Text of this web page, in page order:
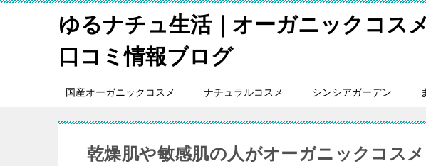
ゆるナチュ生活｜オーガニックコス
口コミ情報ブログ
国産オーガニックコスメ ナチュラルコスメ シンシアガーデン
乾燥肌や敏感肌の人がオーガニックコス